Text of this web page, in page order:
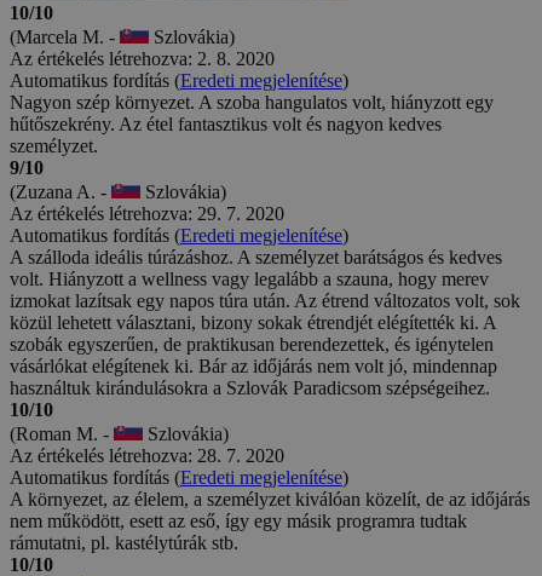
10/10
(Marcela M. -
Szlovákia)
Az értékelés létrehozva: 2. 8. 2020
Automatikus fordítás (Eredeti megjelenítése)
Nagyon szép környezet. A szoba hangulatos volt, hiányzott egy
hűtőszekrény. Az étel fantasztikus volt és nagyon kedves
személyzet.
9/10
(Zuzana A. -
Szlovákia)
Az értékelés létrehozva: 29. 7. 2020
Automatikus fordítás (Eredeti megjelenítése)
A szálloda ideális túrázáshoz. A személyzet barátságos és kedves
volt. Hiányzott a wellness vagy legalább a szauna, hogy merev
izmokat lazítsak egy napos túra után. Az étrend változatos volt, sok
közül lehetett választani, bizony sokak étrendjét elégítették ki. A
szobák egyszerűen, de praktikusan berendezettek, és igénytelen
vásárlókat elégítenek ki. Bár az időjárás nem volt jó, mindennap
használtuk kirándulásokra a Szlovák Paradicsom szépségeihez.
10/10
(Roman M. -
Szlovákia)
Az értékelés létrehozva: 28. 7. 2020
Automatikus fordítás (Eredeti megjelenítése)
A környezet, az élelem, a személyzet kiválóan közelít, de az időjárás
nem működött, esett az eső, így egy másik programra tudtak
rámutatni, pl. kastélytúrák stb.
10/10